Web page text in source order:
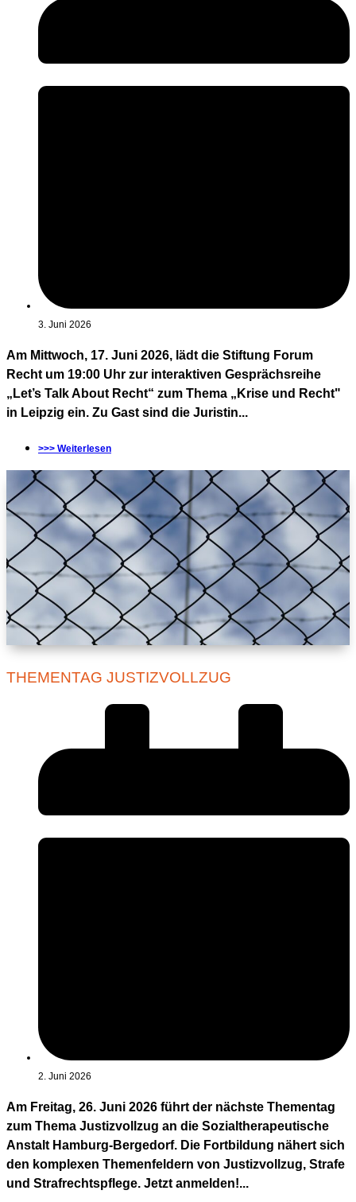
3. Juni 2026
Am Mittwoch, 17. Juni 2026, lädt die Stiftung Forum
Recht um 19:00 Uhr zur interaktiven Gesprächsreihe
„Let’s Talk About Recht“ zum Thema „Krise und Recht"
in Leipzig ein. Zu Gast sind die Juristin...
>>> Weiterlesen
THEMENTAG JUSTIZVOLLZUG
2. Juni 2026
Am Freitag, 26. Juni 2026 führt der nächste Thementag
zum Thema Justizvollzug an die Sozialtherapeutische
Anstalt Hamburg-Bergedorf. Die Fortbildung nähert sich
den komplexen Themenfeldern von Justizvollzug, Strafe
und Strafrechtspflege. Jetzt anmelden!...